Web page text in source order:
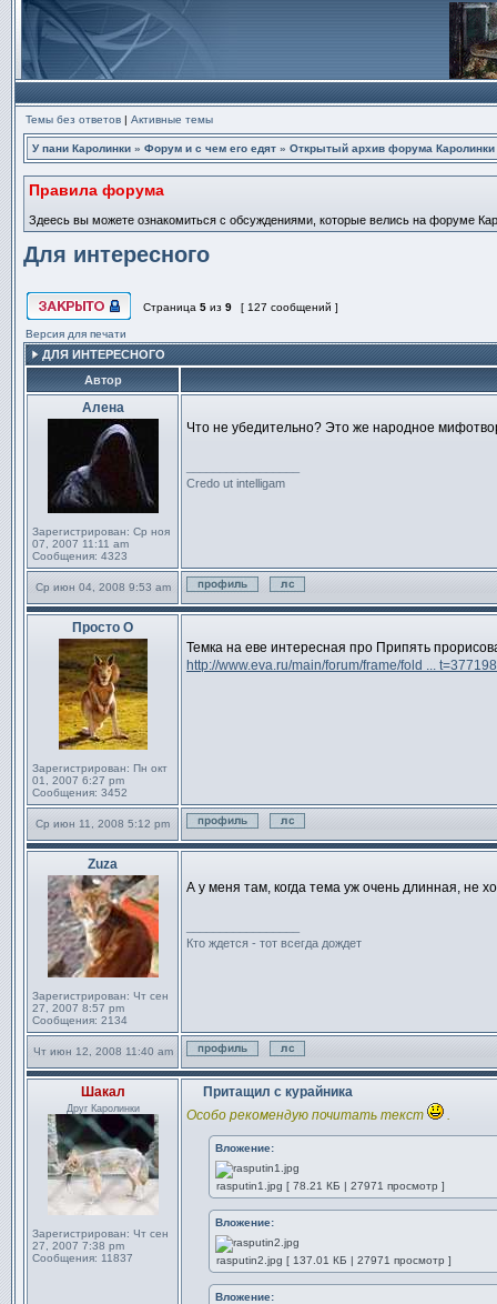
Темы без ответов | Активные темы
У пани Каролинки » Форум и с чем его едят » Открытый архив форума Каролинки
Правила форума
Здеесь вы можете ознакомиться с обсуждениями, которые велись на форуме
Для интересного
Страница 5 из 9 [ 127 сообщений ]
Версия для печати
ДЛЯ ИНТЕРЕСНОГО
Автор
Алена
Зарегистрирован: Ср ноя
07, 2007 11:11 am
Сообщения: 4323
Сообщение
Что не убедительно? Это же народное
Credo ut intelligam
Ср июн 04, 2008 9:53 am
Профиль
Отправить личное
Просто О
Зарегистрирован: Пн окт
01, 2007 6:27 pm
Сообщения: 3452
Темка на еве интересная про Припять
http://www.eva.ru/main/forum/frame/fold ...
Ср июн 11, 2008 5:12 pm
Профиль
Отправить личное
Zuza
Зарегистрирован: Чт сен
27, 2007 8:57 pm
Сообщения: 2134
А у меня там, когда тема уж очень длинная, не
Кто ждется - тот всегда дождет
Чт июн 12, 2008 11:40 am
Профиль
Отправить личное
Шакал
Друг Каролинки
Зарегистрирован: Чт сен
27, 2007 7:38 pm
Сообщения: 11837
Притащил с курайника
Особо рекомендую почитать текст
.
Вложение:
rasputin1.jpg [ 78.21 КБ | 27971 просмотр ]
Вложение:
rasputin2.jpg [ 137.01 КБ | 27971 просмотр ]
Вложение: